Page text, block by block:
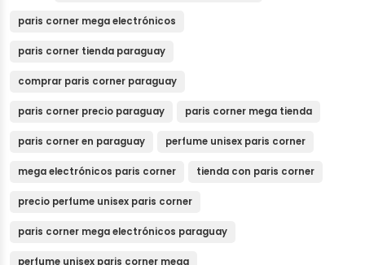
paris corner mega electrónicos
paris corner tienda paraguay
comprar paris corner paraguay
paris corner precio paraguay paris corner mega tienda
paris corner en paraguay perfume unisex paris corner
mega electrónicos paris corner tienda con paris corner
precio perfume unisex paris corner
paris corner mega electrónicos paraguay
perfume unisex paris corner mega